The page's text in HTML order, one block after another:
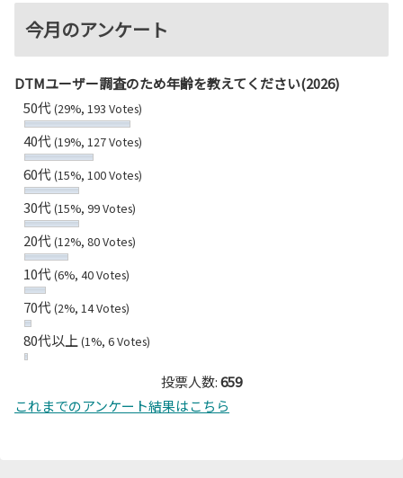
今月のアンケート
DTMユーザー調査のため年齢を教えてください(2026)
50代(29%, 193 Votes)
40代(19%, 127 Votes)
60代(15%, 100 Votes)
30代(15%, 99 Votes)
20代(12%, 80 Votes)
10代(6%, 40 Votes)
70代(2%, 14 Votes)
80代以上(1%, 6 Votes)
投票人数:659
これまでのアンケート結果はこちら